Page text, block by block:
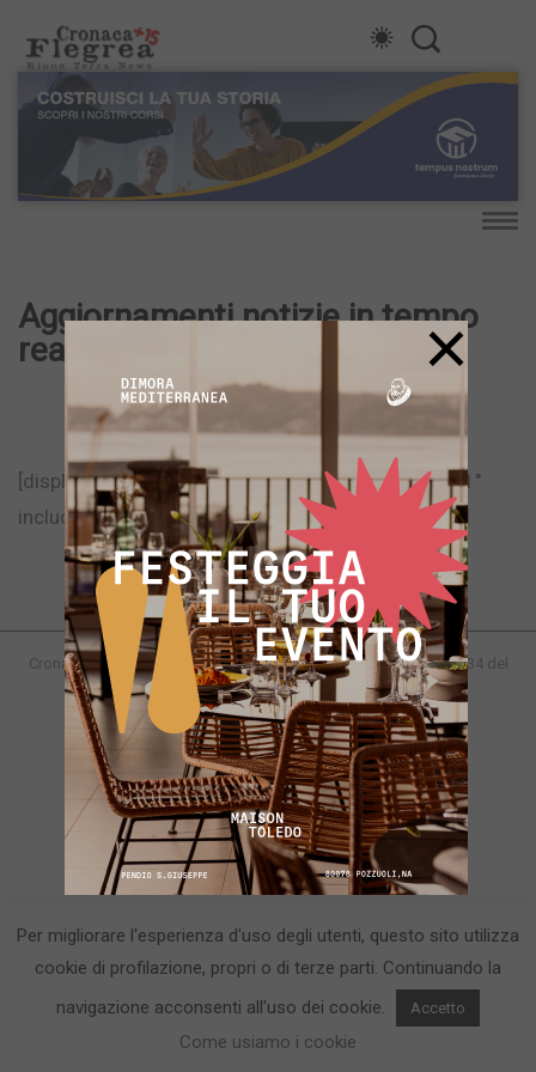
Aggiornamenti notizie in tempo
reale
[display-posts category=”live” posts_per_page=”-1″
include_date=”true” order=”DESC” orderby=”date”]
CronacaFlegrea testata giornalistica - aut. Tribunale di Napoli n. 34 del
23/05/2012.Info e Contatti
Per migliorare l'esperienza d'uso degli utenti, questo sito utilizza
cookie di profilazione, propri o di terze parti. Continuando la
navigazione acconsenti all'uso dei cookie.
Accetto
Come usiamo i cookie
×